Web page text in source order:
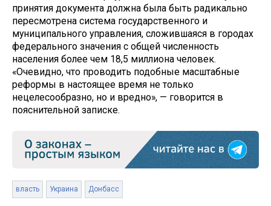
принятия документа должна была быть радикально
пересмотрена система государственного и
муниципального управления, сложившаяся в городах
федерального значения с общей численность
населения более чем 18,5 миллиона человек.
«Очевидно, что проводить подобные масштабные
реформы в настоящее время не только
нецелесообразно, но и вредно», — говорится в
пояснительной записке.
власть Украина Донбасс